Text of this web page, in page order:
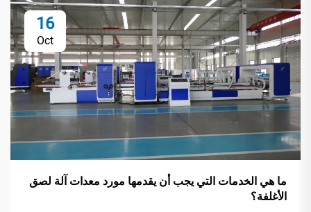
16
Oct
ما هي الخدمات التي يجب أن يقدمها مورد معدات آلة لصق
الأغلفة؟